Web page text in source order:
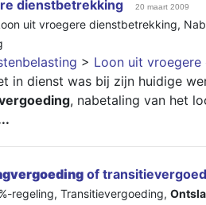
dienstbetrekking 20 maart 2009
uit vroegere dienstbetrekking,
> Loon uit
in dienst was bij zijn huidige
, nabetaling van het
of
regeling, Transitievergoeding,